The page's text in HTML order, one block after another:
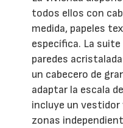
todos ellos con
medida, papeles
específica. La
paredes
un cabecero de
adaptar la escala
incluye un vestidor
zonas